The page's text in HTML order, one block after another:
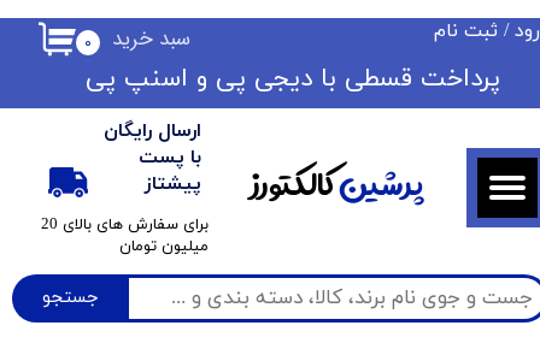
جستجو
ارسال رایگان
با پست
پیشتاز
​برای سفارش های بالای 20
میلیون تومان
۰ سبد خرید / ثبت نام
حساب کاربری من
تغییر گذر واژه
سفارشات
خروج از حساب کاربری
​​پرداخت قسطی با دیجی پی ​​​​​​​و اسنپ پی
پرشینکالکتورز